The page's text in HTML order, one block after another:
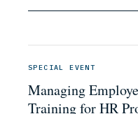
SPECIAL EVENT
Managing
Training for HR